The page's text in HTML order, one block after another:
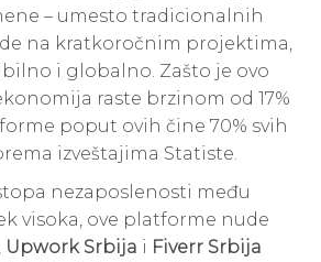
– umesto tradicionalnih
na kratkoročnim projektima,
i globalno. Zašto je ovo
raste brzinom od 17%
poput ovih čine 70% svih
izveštajima Statiste.
nezaposlenosti među
visoka, ove platforme nude
Upwork Srbija i Fiverr Srbija